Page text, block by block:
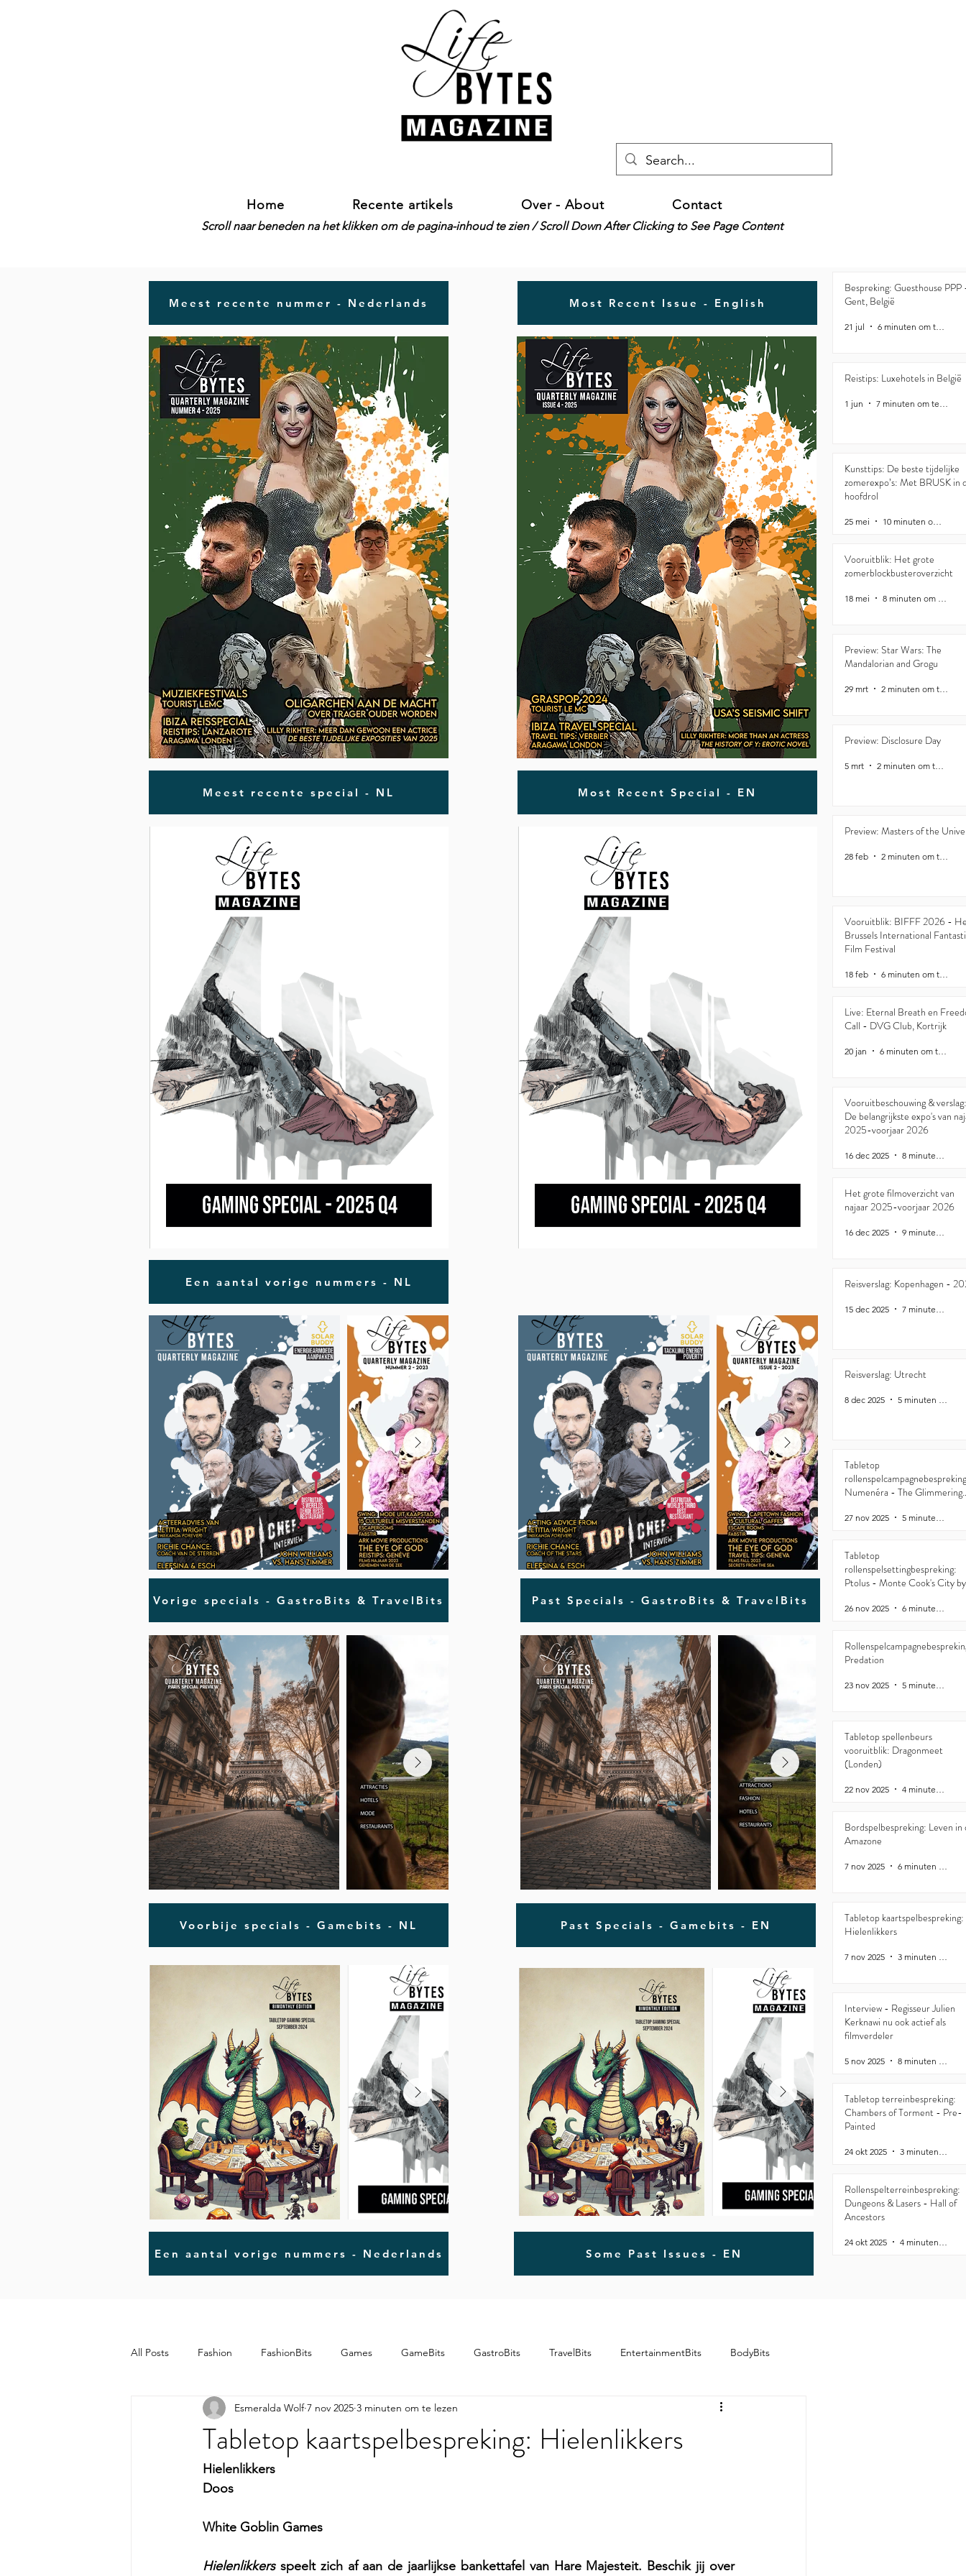
Home Recente artikels Over - About Contact
Scroll naar beneden na het klikken om de pagina-inhoud te zien / Scroll Down After Clicking to See Page Content
Een aantal vorige nummers - Nederlands Some Past Issues - EN
Bespreking: Guesthouse PPP
Gent, België
21 jul
Reistips: Luxehotels in België
1 jun
Kunsttips: De beste tijdelijke
zomerexpo’s: Met BRUSK in
hoofdrol
25 mei
Vooruitblik: Het grote
zomerblockbusteroverzicht
18 mei
Preview: Star Wars: The
Mandalorian and Grogu
29 mrt
Preview: Disclosure Day
5 mrt
Preview: Masters of the
28 feb
Vooruitblik: BIFFF 2026 -
Brussels International
Film Festival
18 feb
Live: Eternal Breath en
Call - DVG Club, Kortrijk
20 jan
Vooruitbeschouwing & verslag:
De belangrijkste expo's van
2025-voorjaar 2026
16 dec 2025
Het grote filmoverzicht van
najaar 2025-voorjaar 2026
16 dec 2025
Reisverslag: Kopenhagen -
15 dec 2025
Reisverslag: Utrecht
8 dec 2025
Tabletop
Numenéra - The Glimmering
27 nov 2025
Tabletop
rollenspelsettingbespreking:
Ptolus - Monte Cook's City by
26 nov 2025
Predation
23 nov 2025
Tabletop spellenbeurs
vooruitblik: Dragonmeet
(Londen)
22 nov 2025
Bordspelbespreking: Leven in
Amazone
7 nov 2025
Tabletop kaartspelbespreking:
Hielenlikkers
7 nov 2025
Interview - Regisseur Julien
Kerknawi nu ook actief als
filmverdeler
5 nov 2025
Tabletop terreinbespreking:
Chambers of Torment - Pre-
Painted
24 okt 2025
Rollenspelterreinbespreking:
Dungeons & Lasers - Hall of
Ancestors
24 okt 2025
Past Specials - Gamebits - EN
Voorbije specials - Gamebits - NL
Past Specials - GastroBits & TravelBits
Vorige specials - GastroBits & TravelBits
Een aantal vorige nummers - NL
Meest recente special - NL Most Recent Special - EN
Most Recent Issue - English
Meest recente nummer - Nederlands
All Posts Fashion FashionBits Games GameBits GastroBits TravelBits EntertainmentBits BodyBits
ArtBits
Tabletop kaartspelbespreking: Hielenlikkers
Esmeralda Wolf 7 nov 2025 3 minuten om te lezen
Hielenlikkers
Doos
White Goblin Games
Hielenlikkers speelt zich af aan de jaarlijkse bankettafel van Hare Majesteit. Beschik jij over